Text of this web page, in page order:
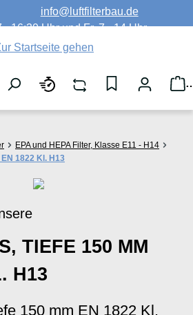
info@luftfilterbau.de
- 16:30 Uhr und Fr. 7 - 14 Uhr
EPA und HEPA Filter, Klasse E11 - H14
1822 Kl. H13
TIEFE 150 MM
H13
150 mm EN 1822 Kl.